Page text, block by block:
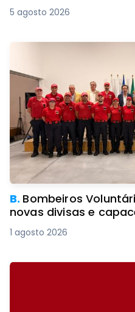
5 agosto 2026
B. Bombeiros
novas divisas e
1 agosto 2026